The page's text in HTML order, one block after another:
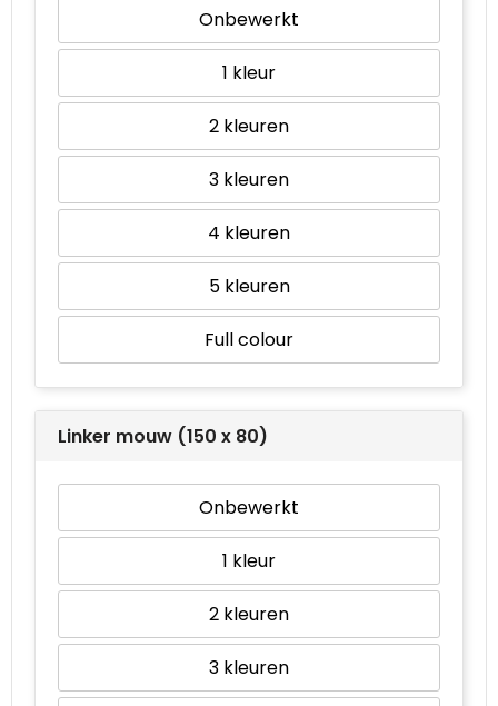
Onbewerkt
1
2
3
4
5
Full colour
Linker mouw (150 x 80)
Onbewerkt
1
2
3